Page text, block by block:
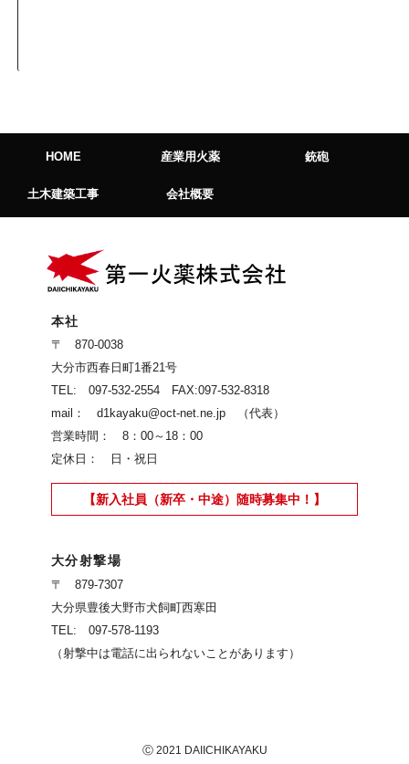
HOME 産業用火薬 銃砲
土木建築工事 会社概要
本社
〒 870-0038
大分市西春日町1番21号
TEL: 097-532-2554 FAX:097-532-8318
mail： d1kayaku@oct-net.ne.jp （代表）
営業時間： 8：00～18：00
定休日： 日・祝日
【新入社員（新卒・中途）随時募集中！】
大分射撃場
〒 879-7307
大分県豊後大野市犬飼町西寒田
TEL: 097-578-1193
（射撃中は電話に出られないことがあります）
Ⓒ 2021 DAIICHIKAYAKU